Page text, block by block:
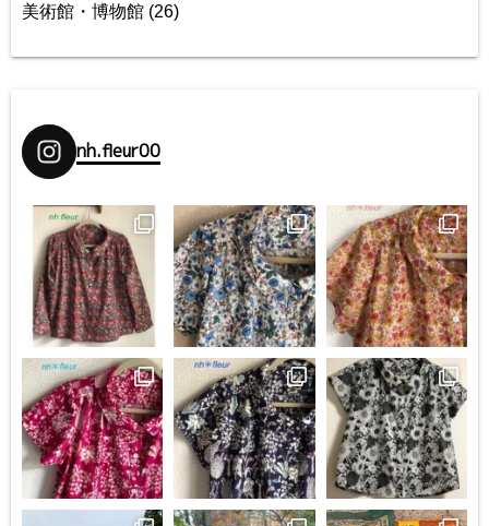
美術館・博物館 (26)
nh.fleur00